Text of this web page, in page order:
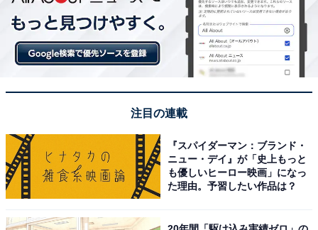
注目の連載
『スパイダーマン：ブランド・
ニュー・デイ』が「史上もっと
も優しいヒーロー映画」になっ
た理由。予習したい作品は？